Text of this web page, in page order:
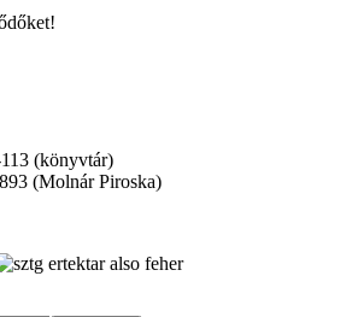
(könyvtár)
(Molnár Piroska)